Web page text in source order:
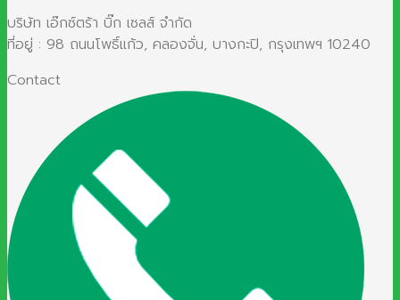
บริษัท เอ๊กซ์ตร้า บิ๊ก เซลส์ จำกัด
ที่อยู่ : 98 ถนนโพธิ์แก้ว, คลองจั่น, บางกะปิ, กรุงเทพฯ 10240
Contact